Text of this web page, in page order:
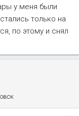
у меня были
только на
по этому и снял